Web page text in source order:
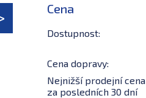
Cena
Dostupnost:
Cena dopravy:
Nejnižší prodejní cena
za posledních 30 dní